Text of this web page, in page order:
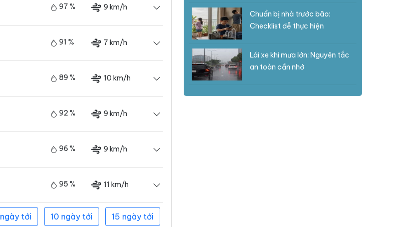
97 % 9 km/h
91 % 7 km/h
89 % 10 km/h
92 % 9 km/h
96 % 9 km/h
95 % 11 km/h
tới 10 ngày tới 15 ngày tới
Chuẩn bị nhà trước bão:
Checklist dễ thực hiện
Lái xe khi mưa lớn: Nguyên tắc
an toàn cần nhớ